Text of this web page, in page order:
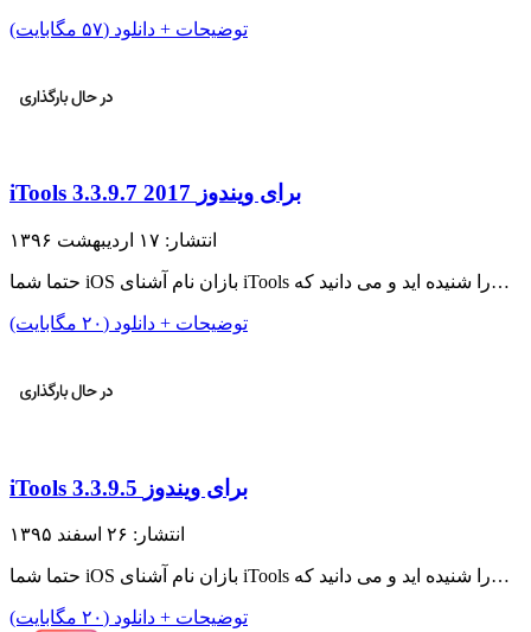
توضیحات + دانلود (۵۷ مگابایت)
iTools 3.3.9.7 2017 برای ویندوز
انتشار: ۱۷ اردیبهشت ۱۳۹۶
حتما شما iOS بازان نام آشنای iTools را شنیده اید و می دانید که…
توضیحات + دانلود (۲۰ مگابایت)
iTools 3.3.9.5 برای ویندوز
انتشار: ۲۶ اسفند ۱۳۹۵
حتما شما iOS بازان نام آشنای iTools را شنیده اید و می دانید که…
توضیحات + دانلود (۲۰ مگابایت)